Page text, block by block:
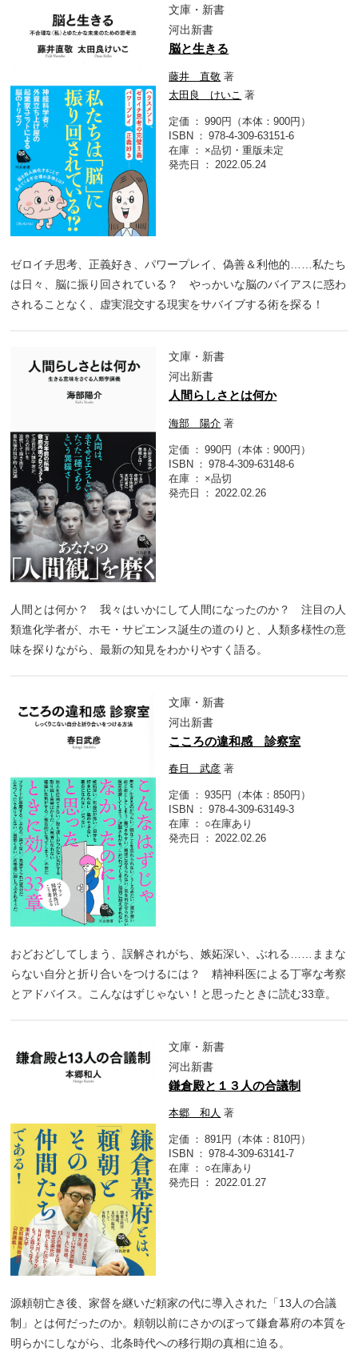
文庫・新書
河出新書
脳と生きる
藤井 直敬 著
太田良 けいこ 著
定価
990円（本体：900円）
ISBN
978-4-309-63151-6
在庫
×品切・重版未定
発売日
2022.05.24
ゼロイチ思考、正義好き、パワープレイ、偽善＆利他的……私たち
は日々、脳に振り回されている？ やっかいな脳のバイアスに惑わ
されることなく、虚実混交する現実をサバイブする術を探る！
文庫・新書
河出新書
人間らしさとは何か
海部 陽介 著
定価
990円（本体：900円）
ISBN
978-4-309-63148-6
在庫
×品切
発売日
2022.02.26
人間とは何か？ 我々はいかにして人間になったのか？ 注目の人
類進化学者が、ホモ・サピエンス誕生の道のりと、人類多様性の意
味を探りながら、最新の知見をわかりやすく語る。
文庫・新書
河出新書
こころの違和感 診察室
春日 武彦 著
定価
935円（本体：850円）
ISBN
978-4-309-63149-3
在庫
○在庫あり
発売日
2022.02.26
おどおどしてしまう、誤解されがち、嫉妬深い、ぶれる……ままな
らない自分と折り合いをつけるには？ 精神科医による丁寧な考察
とアドバイス。こんなはずじゃない！と思ったときに読む33章。
文庫・新書
河出新書
鎌倉殿と１３人の合議制
本郷 和人 著
定価
891円（本体：810円）
ISBN
978-4-309-63141-7
在庫
○在庫あり
発売日
2022.01.27
源頼朝亡き後、家督を継いだ頼家の代に導入された「13人の合議
制」とは何だったのか。頼朝以前にさかのぼって鎌倉幕府の本質を
明らかにしながら、北条時代への移行期の真相に迫る。